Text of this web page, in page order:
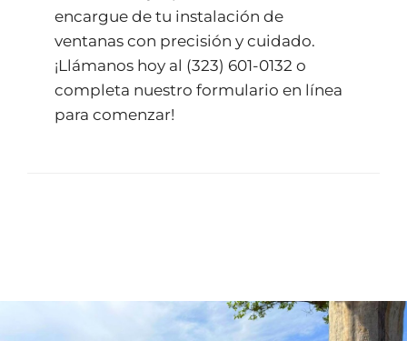
encargue de tu instalación de
ventanas con precisión y cuidado.
¡Llámanos hoy al (323) 601-0132 o
completa nuestro formulario en línea
para comenzar!